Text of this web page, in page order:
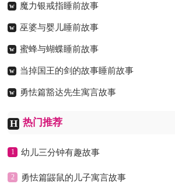
w 魔力银戒指睡前故事
w 巫婆与婴儿睡前故事
w 蜜蜂与蝴蝶睡前故事
w 当掉国王的剑的故事睡前故事
w 勇怯篇豁达先生寓言故事
H 热门推荐
1 幼儿三分钟有趣故事
2 勇怯篇鼹鼠的儿子寓言故事